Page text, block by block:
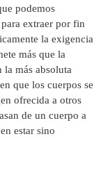
podemos
extraer por fin
la exigencia
más que la
la más absoluta
que los cuerpos se
ofrecida a otros
de un cuerpo a
estar sino